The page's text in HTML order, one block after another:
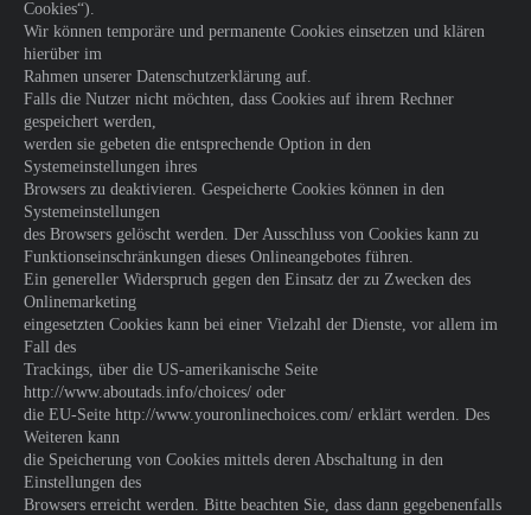
Cookies“).
Wir können temporäre und permanente Cookies einsetzen und klären
hierüber im
Rahmen unserer Datenschutzerklärung auf.
Falls die Nutzer nicht möchten, dass Cookies auf ihrem Rechner
gespeichert werden,
werden sie gebeten die entsprechende Option in den
Systemeinstellungen ihres
Browsers zu deaktivieren. Gespeicherte Cookies können in den
Systemeinstellungen
des Browsers gelöscht werden. Der Ausschluss von Cookies kann zu
Funktionseinschränkungen dieses Onlineangebotes führen.
Ein genereller Widerspruch gegen den Einsatz der zu Zwecken des
Onlinemarketing
eingesetzten Cookies kann bei einer Vielzahl der Dienste, vor allem im
Fall des
Trackings, über die US-amerikanische Seite
http://www.aboutads.info/choices/ oder
die EU-Seite http://www.youronlinechoices.com/ erklärt werden. Des
Weiteren kann
die Speicherung von Cookies mittels deren Abschaltung in den
Einstellungen des
Browsers erreicht werden. Bitte beachten Sie, dass dann gegebenenfalls